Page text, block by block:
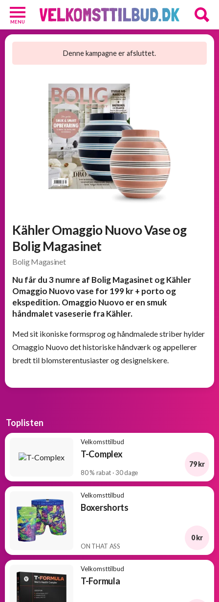
MENU
Denne kampagne er afsluttet.
Kähler Omaggio Nuovo Vase og
Bolig Magasinet
Bolig Magasinet
Nu får du 3 numre af Bolig Magasinet og Kähler
Omaggio Nuovo vase for 199 kr + porto og
ekspedition. Omaggio Nuovo er en smuk
håndmalet vaseserie fra Kähler.
Med sit ikoniske formsprog og håndmalede striber hylder
Omaggio Nuovo det historiske håndværk og appellerer
bredt til blomsterentusiaster og designelskere.
Toplisten
Velkomsttilbud
T-Complex
80 % rabat · 30 dage
79 kr
Velkomsttilbud
Boxershorts
ON THAT ASS
0 kr
Velkomsttilbud
T-Formula
Diverse
Underholdning
Undertøj
GRATIS
velkomsttilbud